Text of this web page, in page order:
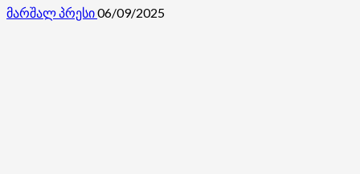
მარშალ პრესი06/09/2025